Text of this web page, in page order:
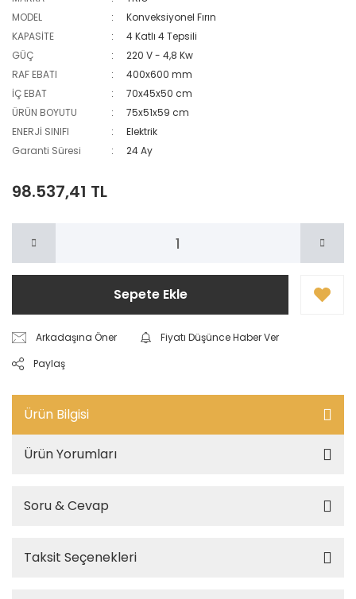
MODEL
Konveksiyonel Fırın
KAPASİTE
4 Katlı 4 Tepsili
GÜÇ
220 V - 4,8 Kw
RAF EBATI
400x600 mm
İÇ EBAT
70x45x50 cm
ÜRÜN BOYUTU
75x51x59 cm
ENERJİ SINIFI
Elektrik
Garanti Süresi
24 Ay
98.537,41 TL
Sepete Ekle
Arkadaşına Öner
Fiyatı Düşünce Haber Ver
Paylaş
Ürün Bilgisi
Ürün Yorumları
Soru & Cevap
Taksit Seçenekleri